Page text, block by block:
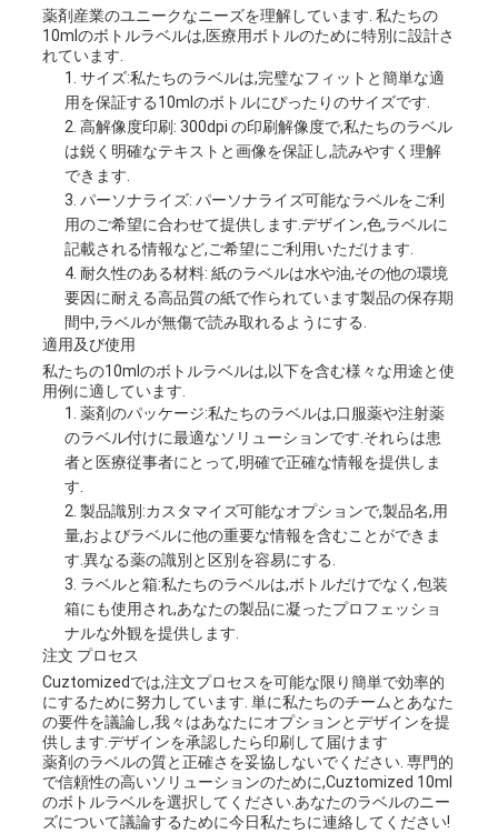
薬剤産業のユニークなニーズを理解しています. 私たちの
10mlのボトルラベルは,医療用ボトルのために特別に設計さ
れています.
サイズ:私たちのラベルは,完璧なフィットと簡単な適
用を保証する10mlのボトルにぴったりのサイズです.
高解像度印刷: 300dpi の印刷解像度で,私たちのラベル
は鋭く明確なテキストと画像を保証し,読みやすく理解
できます.
パーソナライズ: パーソナライズ可能なラベルをご利
用のご希望に合わせて提供します.デザイン,色,ラベルに
記載される情報など,ご希望にご利用いただけます.
耐久性のある材料: 紙のラベルは水や油,その他の環境
要因に耐える高品質の紙で作られています製品の保存期
間中,ラベルが無傷で読み取れるようにする.
適用及び使用
私たちの10mlのボトルラベルは,以下を含む様々な用途と使
用例に適しています.
薬剤のパッケージ:私たちのラベルは,口服薬や注射薬
のラベル付けに最適なソリューションです.それらは患
者と医療従事者にとって,明確で正確な情報を提供しま
す.
製品識別:カスタマイズ可能なオプションで,製品名,用
量,およびラベルに他の重要な情報を含むことができま
す.異なる薬の識別と区別を容易にする.
ラベルと箱:私たちのラベルは,ボトルだけでなく,包装
箱にも使用され,あなたの製品に凝ったプロフェッショ
ナルな外観を提供します.
注文 プロセス
Cuztomizedでは,注文プロセスを可能な限り簡単で効率的
にするために努力しています. 単に私たちのチームとあなた
の要件を議論し,我々はあなたにオプションとデザインを提
供します.デザインを承認したら印刷して届けます
薬剤のラベルの質と正確さを妥協しないでください. 専門的
で信頼性の高いソリューションのために,Cuztomized 10ml
のボトルラベルを選択してください.あなたのラベルのニー
ズについて議論するために今日私たちに連絡してください!